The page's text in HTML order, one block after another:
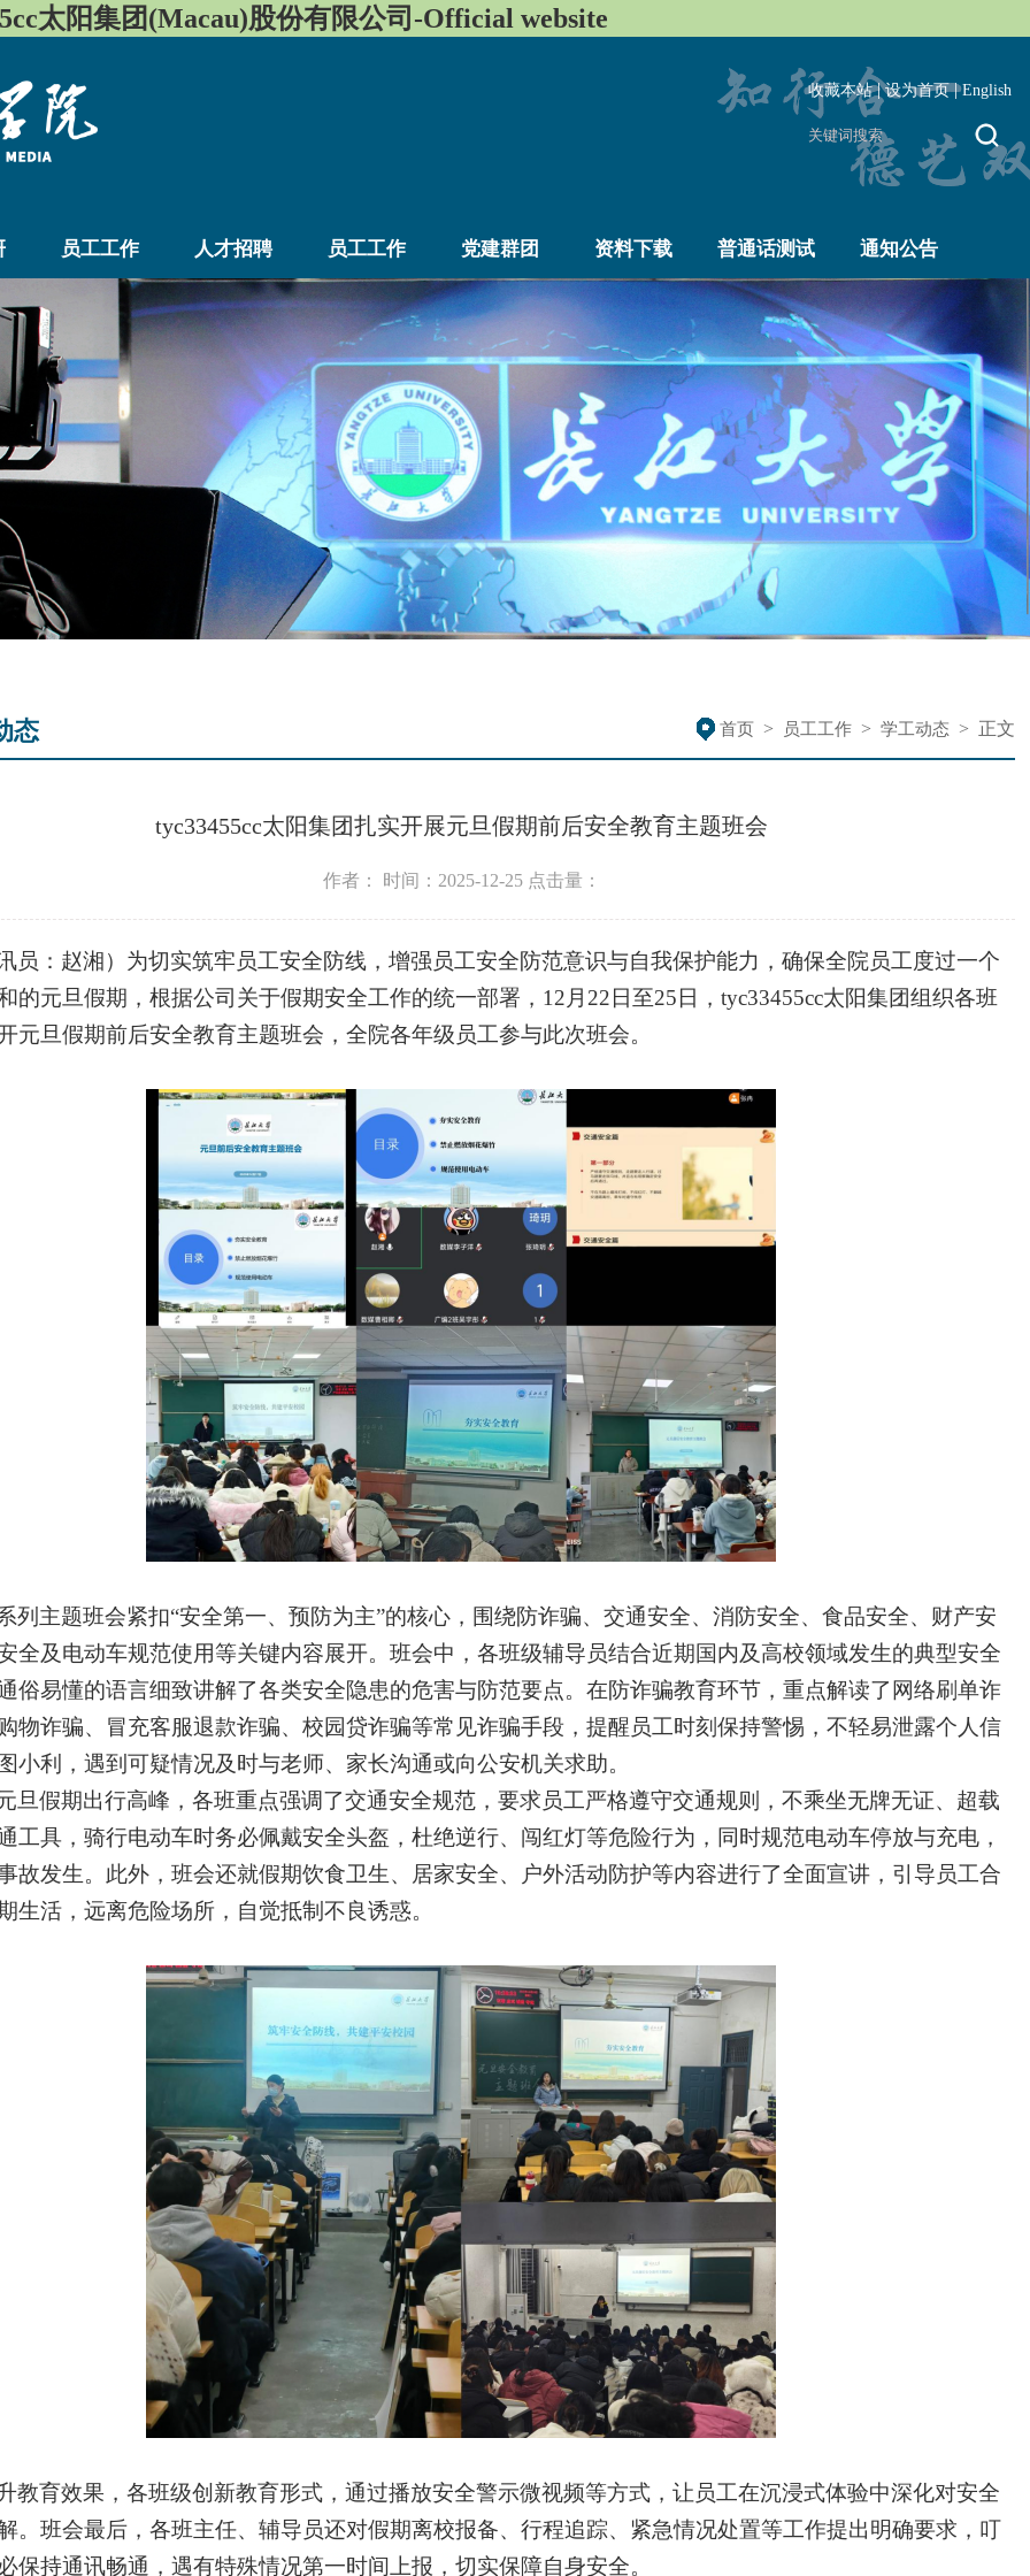
太阳集团(Macau)股份有限公司-Official website
收藏本站|设为首页|English
员工工作 人才招聘 员工工作 党建群团 资料下载 普通话测试 通知公告
态 首页 > 员工工作 > 学工动态 > 正文
tyc33455cc太阳集团扎实开展元旦假期前后安全教育主题班会
作者： 时间：2025-12-25 点击量：
员：赵湘） 为切实筑牢员工安全防线，增强员工安全防范意识与自我保护能力，确保全院员工度过一个
的元旦假期，根据公司关于假期安全工作的统一部署， 12月22日至25日，tyc33455cc太阳集团组织各班
元旦假期前后安全教育主题班会，全院各年级员工参与此次班会。
列主题班会紧扣“安全第一、预防为主”的核心，围绕防诈骗、交通安全、消防安全、食品安全、财产安
全及电动车规范使用等关键内容展开。班会中，各班级辅导员结合近期国内及高校领域发生的典型安全
俗易懂的语言细致讲解了各类安全隐患的危害与防范要点。在防诈骗教育环节，重点解读了网络刷单诈
物诈骗、冒充客服退款诈骗、校园贷诈骗等常见诈骗手段，提醒员工时刻保持警惕，不轻易泄露个人信
小利，遇到可疑情况及时与老师、家长沟通或向公安机关求助。
旦假期出行高峰，各班重点强调了交通安全规范，要求员工严格遵守交通规则，不乘坐无牌无证、超载
工具，骑行电动车时务必佩戴安全头盔，杜绝逆行、闯红灯等危险行为，同时规范电动车停放与充电，
故发生。此外，班会还就假期饮食卫生、居家安全、户外活动防护等内容进行了全面宣讲，引导员工合
生活，远离危险场所，自觉抵制不良诱惑。
教育效果，各班级创新教育形式，通过播放安全警示微视频等方式，让员工在沉浸式体验中深化对安全
。班会最后，各班主任、辅导员还对假期离校报备、行程追踪、紧急情况处置等工作提出明确要求，叮
保持通讯畅通，遇有特殊情况第一时间上报，切实保障自身安全。